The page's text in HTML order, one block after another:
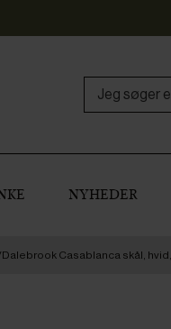
NYHEDER
Dalebrook Casablanca skål,